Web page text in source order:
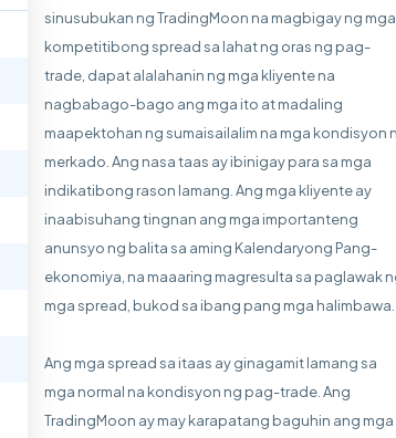
sinusubukan ng TradingMoon na magbigay ng mga
kompetitibong spread sa lahat ng oras ng pag-
trade, dapat alalahanin ng mga kliyente na
nagbabago-bago ang mga ito at madaling
maapektohan ng sumaisailalim na mga kondisyon
merkado. Ang nasa taas ay ibinigay para sa mga
indikatibong rason lamang. Ang mga kliyente ay
inaabisuhang tingnan ang mga importanteng
anunsyo ng balita sa aming Kalendaryong Pang-
ekonomiya, na maaaring magresulta sa paglawak
mga spread, bukod sa ibang pang mga halimbawa.
Ang mga spread sa itaas ay ginagamit lamang sa
mga normal na kondisyon ng pag-trade. Ang
TradingMoon ay may karapatang baguhin ang mga